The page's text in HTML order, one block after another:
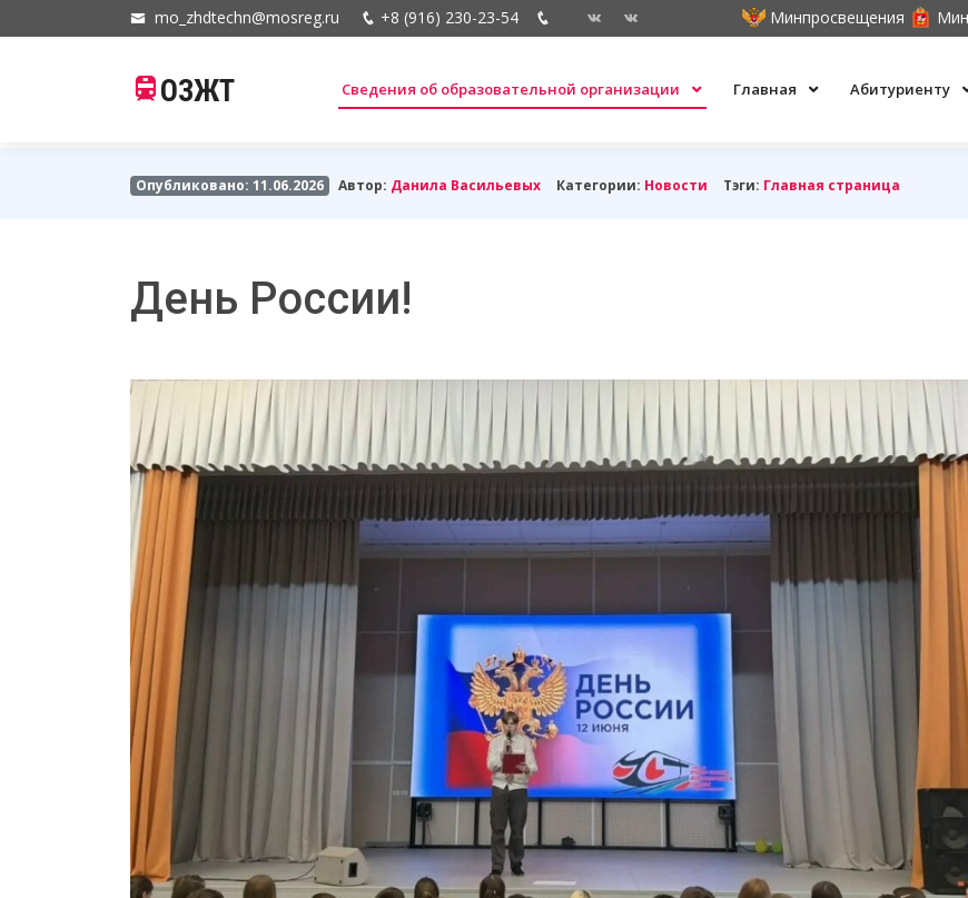
mo_zhdtechn@mosreg.ru +8 (916) 230-23-54 Минпросвещения
ОЗЖТ Сведения об образовательной организации Главная Абитуриенту
Опубликовано: 11.06.2026 Автор: Данила Васильевых Категории: Новости Тэги: Главная страница
День России!